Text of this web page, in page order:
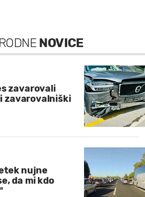
NOVICE
zavarovali
zavarovalniški
nujne
da mi kdo